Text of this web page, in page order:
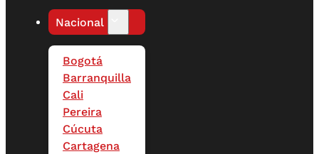
Nacional
Bogotá
Barranquilla
Cali
Pereira
Cúcuta
Cartagena